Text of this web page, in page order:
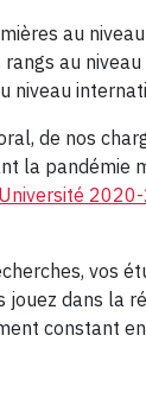
au
au
niveau
de nos
la pandémie
vos
dans la
constant